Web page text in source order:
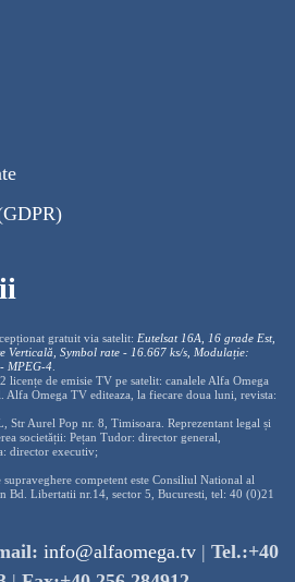
gratuit via satelit: Eutelsat 16A, 16 grade Est,
Verticală, Symbol rate - 16.667 ks/s, Modulație:
MPEG-4
licențe de emisie TV pe satelit: canalele Alfa Omega
Omega TV editeaza, la fiecare doua luni, revista:
Str Aurel Pop nr. 8, Timisoara. Reprezentant legal și
societății: Pețan Tudor: director general,
director executiv;
competent este Consiliul National al
Libertatii nr.14, sector 5, Bucuresti, tel: 40 (0)21
info@alfaomega.tv | Tel.:+40